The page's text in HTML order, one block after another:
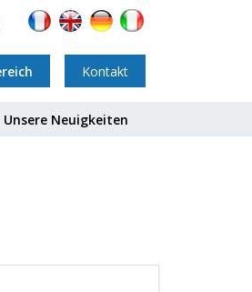
Kontakt
Unsere Neuigkeiten